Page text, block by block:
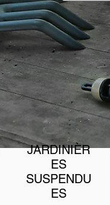
JARDINIÈR
ES
SUSPENDU
ES